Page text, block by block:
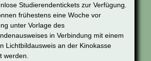
Studierendentickets zur Verfügung.
frühestens eine Woche vor
unter Vorlage des
in Verbindung mit einem
Lichtbildausweis an der Kinokasse
werden.